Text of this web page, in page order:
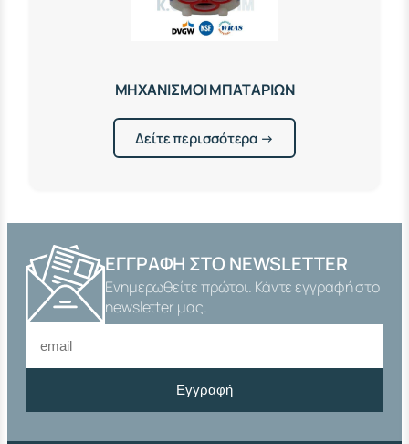
ΜΗΧΑΝΙΣΜΟΙ ΜΠΑΤΑΡΙΩΝ
Δείτε περισσότερα →
ΕΓΓΡΑΦΉ ΣΤΟ NEWSLETTER
Ενημερωθείτε πρώτοι. Κάντε εγγραφή στο
newsletter μας.
Εγγραφή